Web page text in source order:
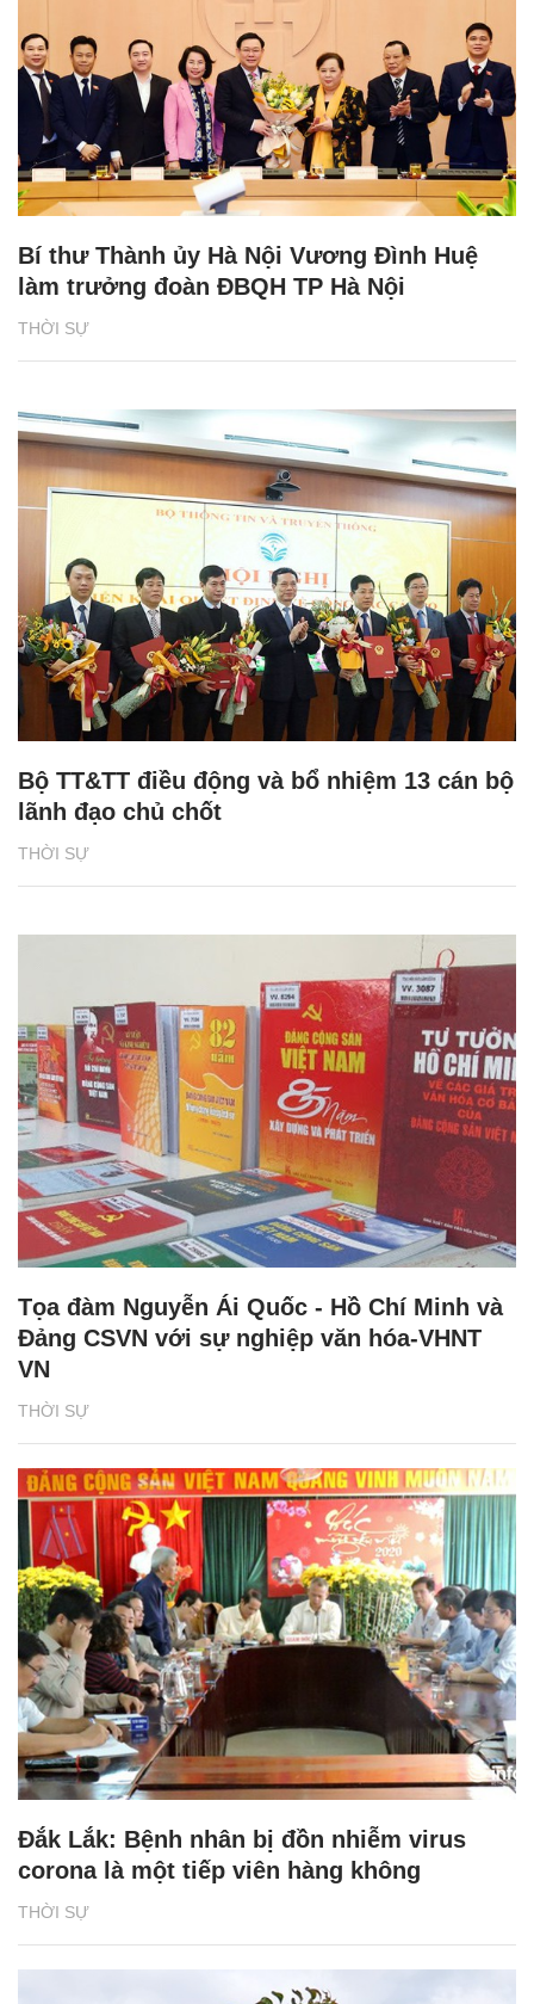
THỜI SỰ
Bí thư Thành ủy Hà Nội Vương Đình Huệ
làm trưởng đoàn ĐBQH TP Hà Nội
THỜI SỰ
Bộ TT&TT điều động và bổ nhiệm 13 cán bộ
lãnh đạo chủ chốt
THỜI SỰ
Tọa đàm Nguyễn Ái Quốc - Hồ Chí Minh và
Đảng CSVN với sự nghiệp văn hóa-VHNT
VN
THỜI SỰ
Đắk Lắk: Bệnh nhân bị đồn nhiễm virus
corona là một tiếp viên hàng không